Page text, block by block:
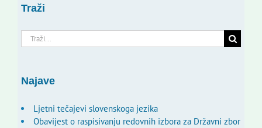
Traži
Traži...
Najave
Ljetni tečajevi slovenskoga jezika
Obavijest o raspisivanju redovnih izbora za Državni zbor